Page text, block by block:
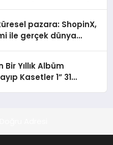
pazara: ShopinX,
ile gerçek dünya
Bir Yıllık Albüm
Kasetler 1” 31